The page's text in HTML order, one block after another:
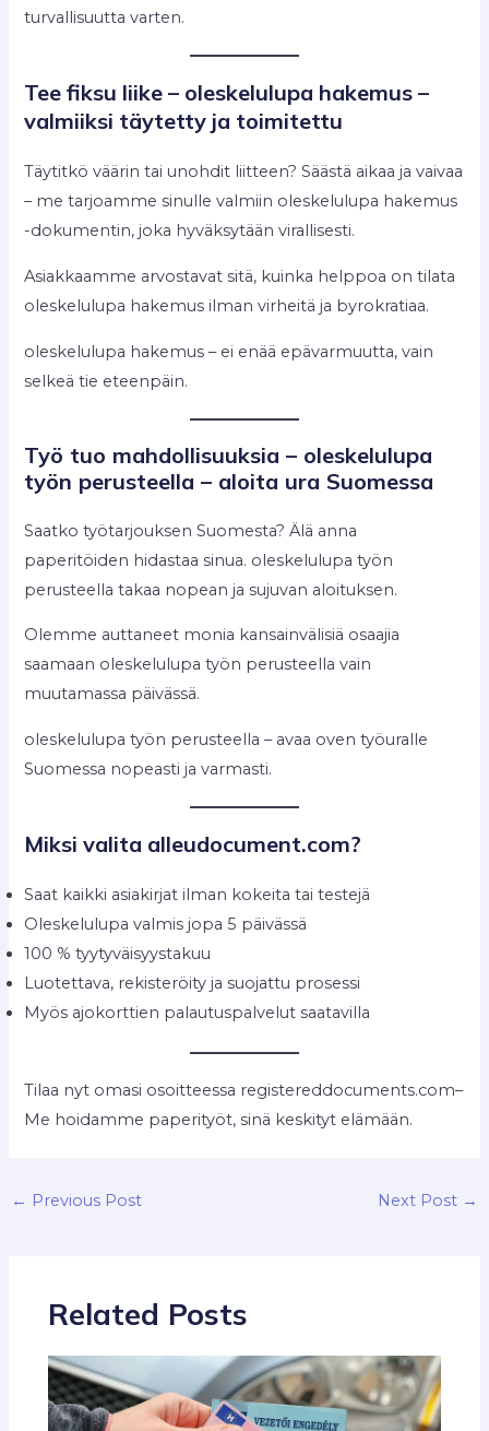
turvallisuutta varten.
Tee fiksu liike – oleskelulupa hakemus –
valmiiksi täytetty ja toimitettu
Täytitkö väärin tai unohdit liitteen? Säästä aikaa ja vaivaa
– me tarjoamme sinulle valmiin oleskelulupa hakemus
-dokumentin, joka hyväksytään virallisesti.
Asiakkaamme arvostavat sitä, kuinka helppoa on tilata
oleskelulupa hakemus ilman virheitä ja byrokratiaa.
oleskelulupa hakemus – ei enää epävarmuutta, vain
selkeä tie eteenpäin.
Työ tuo mahdollisuuksia – oleskelulupa
työn perusteella – aloita ura Suomessa
Saatko työtarjouksen Suomesta? Älä anna
paperitöiden hidastaa sinua. oleskelulupa työn
perusteella takaa nopean ja sujuvan aloituksen.
Olemme auttaneet monia kansainvälisiä osaajia
saamaan oleskelulupa työn perusteella vain
muutamassa päivässä.
oleskelulupa työn perusteella – avaa oven työuralle
Suomessa nopeasti ja varmasti.
Miksi valita alleudocument.com?
Saat kaikki asiakirjat ilman kokeita tai testejä
Oleskelulupa valmis jopa 5 päivässä
100 % tyytyväisyystakuu
Luotettava, rekisteröity ja suojattu prosessi
Myös ajokorttien palautuspalvelut saatavilla
Tilaa nyt omasi osoitteessa registereddocuments.com–
Me hoidamme paperityöt, sinä keskityt elämään.
← Previous Post Next Post →
Related Posts